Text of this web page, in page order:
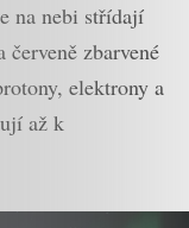
na nebi střídají
zbarvené
elektrony a
až k